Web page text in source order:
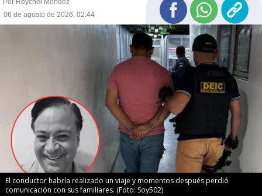
06 de agosto de 2026, 02:44
El conductor habría realizado un viaje y momentos después perdió
comunicación con sus familiares. (Foto: Soy502)